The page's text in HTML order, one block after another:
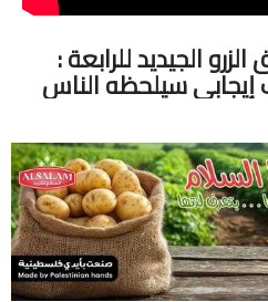
الجيديد للرابعة :
إيجابي سيلحظه الناس